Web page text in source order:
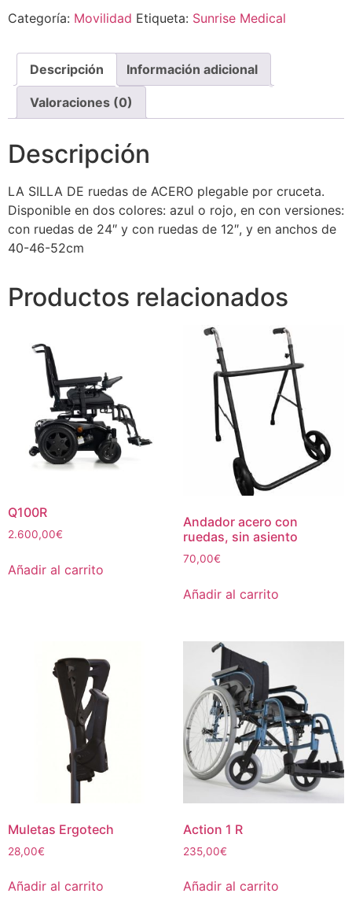
Categoría: Movilidad Etiqueta: Sunrise Medical
Descripción Información adicional
Valoraciones (0)
Descripción
LA SILLA DE ruedas de ACERO plegable por cruceta.
Disponible en dos colores: azul o rojo, en con versiones:
con ruedas de 24″ y con ruedas de 12″, y en anchos de
40-46-52cm
Productos relacionados
Q100R
2.600,00€
Añadir al carrito
Andador acero con
ruedas, sin asiento
70,00€
Añadir al carrito
Muletas Ergotech
28,00€
Añadir al carrito
Action 1 R
235,00€
Añadir al carrito